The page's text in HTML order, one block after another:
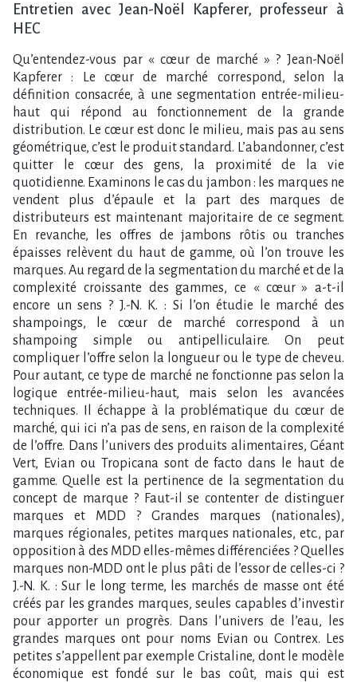
Entretien avec Jean-Noël Kapferer, professeur à
HEC
Qu’entendez-vous par « cœur de marché » ? Jean-Noël
Kapferer : Le cœur de marché correspond, selon la
définition consacrée, à une segmentation entrée-milieu-
haut qui répond au fonctionnement de la grande
distribution. Le cœur est donc le milieu, mais pas au sens
géométrique, c’est le produit standard. L’abandonner, c’est
quitter le cœur des gens, la proximité de la vie
quotidienne. Examinons le cas du jambon : les marques ne
vendent plus d’épaule et la part des marques de
distributeurs est maintenant majoritaire de ce segment.
En revanche, les offres de jambons rôtis ou tranches
épaisses relèvent du haut de gamme, où l’on trouve les
marques. Au regard de la segmentation du marché et de la
complexité croissante des gammes, ce « cœur » a-t-il
encore un sens ? J.-N. K. : Si l’on étudie le marché des
shampoings, le cœur de marché correspond à un
shampoing simple ou antipelliculaire. On peut
compliquer l’offre selon la longueur ou le type de cheveu.
Pour autant, ce type de marché ne fonctionne pas selon la
logique entrée-milieu-haut, mais selon les avancées
techniques. Il échappe à la problématique du cœur de
marché, qui ici n’a pas de sens, en raison de la complexité
de l’offre. Dans l’univers des produits alimentaires, Géant
Vert, Evian ou Tropicana sont de facto dans le haut de
gamme. Quelle est la pertinence de la segmentation du
concept de marque ? Faut-il se contenter de distinguer
marques et MDD ? Grandes marques (nationales),
marques régionales, petites marques nationales, etc., par
opposition à des MDD elles-mêmes différenciées ? Quelles
marques non-MDD ont le plus pâti de l’essor de celles-ci ?
J.-N. K. : Sur le long terme, les marchés de masse ont été
créés par les grandes marques, seules capables d’investir
pour apporter un progrès. Dans l’univers de l’eau, les
grandes marques ont pour noms Evian ou Contrex. Les
petites s’appellent par exemple Cristaline, dont le modèle
économique est fondé sur le bas coût, mais qui est